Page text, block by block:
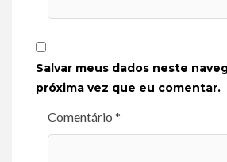
Salvar meus dados neste
próxima vez que eu comentar.
Comentário *